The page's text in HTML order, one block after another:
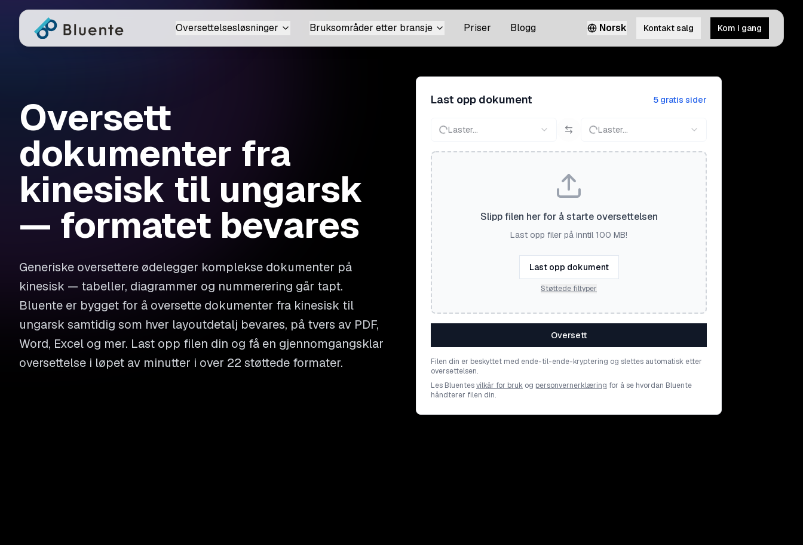
Oversettelsesløsninger Bruksområder etter bransje Priser Blogg Norsk Kontakt salg Kom i gang
Oversett
dokumenter fra
kinesisk til ungarsk
— formatet bevares
Generiske oversettere ødelegger komplekse dokumenter på
kinesisk — tabeller, diagrammer og nummerering går tapt.
Bluente er bygget for å oversette dokumenter fra kinesisk til
ungarsk samtidig som hver layoutdetalj bevares, på tvers av PDF,
Word, Excel og mer. Last opp filen din og få en gjennomgangsklar
oversettelse i løpet av minutter i over 22 støttede formater.
Last opp dokument 5 gratis sider
Laster... Laster...
Slipp filen her for å starte oversettelsen
Last opp filer på inntil 100 MB!
Last opp dokument
Støttede filtyper
Oversett
Filen din er beskyttet med ende-til-ende-kryptering og slettes automatisk etter
oversettelsen.
Les Bluentesvilkår for bruk og personvernerklæring for å se hvordan Bluente
håndterer filen din.